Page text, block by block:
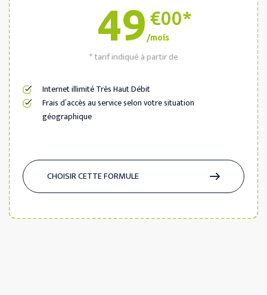
49 €00*
/mois
* tarif indiqué à partir de
Internet illimité Très Haut Débit
Frais d’accès au service selon votre situation
géographique
CHOISIR CETTE FORMULE